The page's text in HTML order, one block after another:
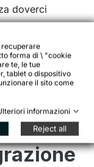
doverci
facilmente in un
soluzione
recuperare
forma di \ "cookie
te, le tue
tablet o dispositivo
il sito come
informazioni
Reject all